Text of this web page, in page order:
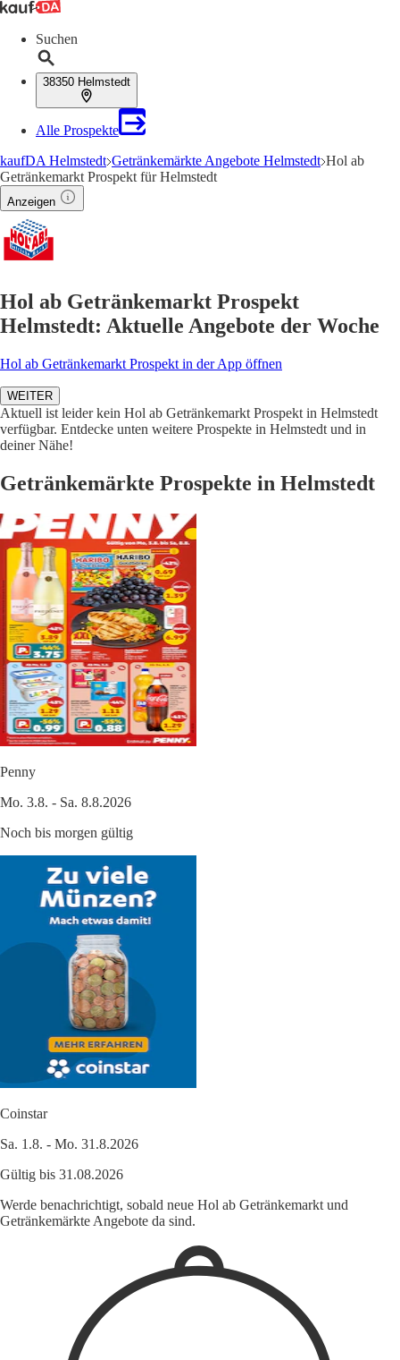
Suchen
38350 Helmstedt
Alle Prospekte
kaufDA Helmstedt Getränkemärkte Angebote Helmstedt Hol ab
Getränkemarkt Prospekt für Helmstedt
Anzeigen
Hol ab Getränkemarkt Prospekt
Helmstedt: Aktuelle Angebote der Woche
Hol ab Getränkemarkt Prospekt in der App öffnen
WEITER
Aktuell ist leider kein Hol ab Getränkemarkt Prospekt in Helmstedt
verfügbar. Entdecke unten weitere Prospekte in Helmstedt und in
deiner Nähe!
Getränkemärkte Prospekte in Helmstedt
Penny
Mo. 3.8. - Sa. 8.8.2026
Noch bis morgen gültig
Coinstar
Sa. 1.8. - Mo. 31.8.2026
Gültig bis 31.08.2026
Werde benachrichtigt, sobald neue Hol ab Getränkemarkt und
Getränkemärkte Angebote da sind.